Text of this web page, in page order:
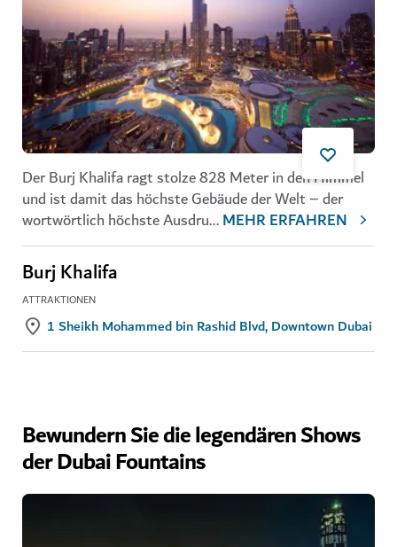
Der Burj Khalifa ragt stolze 828 Meter in den Himmel
und ist damit das höchste Gebäude der Welt – der
wortwörtlich höchste Ausdru...MEHR ERFAHREN
Burj Khalifa
ATTRAKTIONEN
1 Sheikh Mohammed bin Rashid Blvd, Downtown Dubai
Bewundern Sie die legendären Shows
der Dubai Fountains